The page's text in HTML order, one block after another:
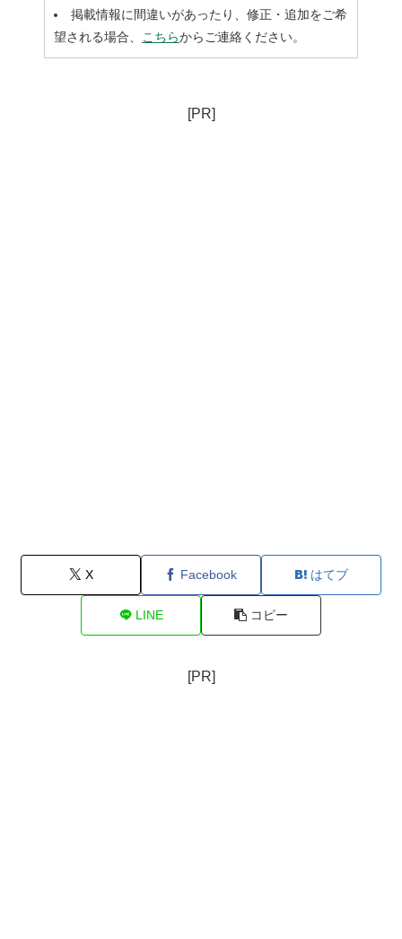
掲載情報に間違いがあったり、修正・追加をご希
望される場合、
こちらからご連絡ください。
[PR]
X Facebook はてブ
LINE コピー
[PR]